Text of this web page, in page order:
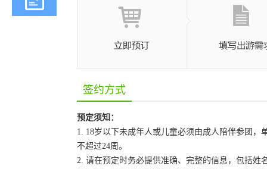
签约方式
预定须知：
1. 18岁以下未成年人或儿童必须由成人陪伴参团
不超过24周。
2. 请在预定时务必提供准确、完整的信息，包括